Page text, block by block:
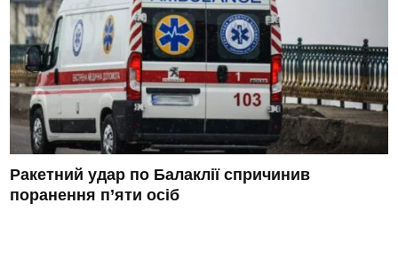
Ракетний удар по Балаклії спричинив
поранення п’яти осіб